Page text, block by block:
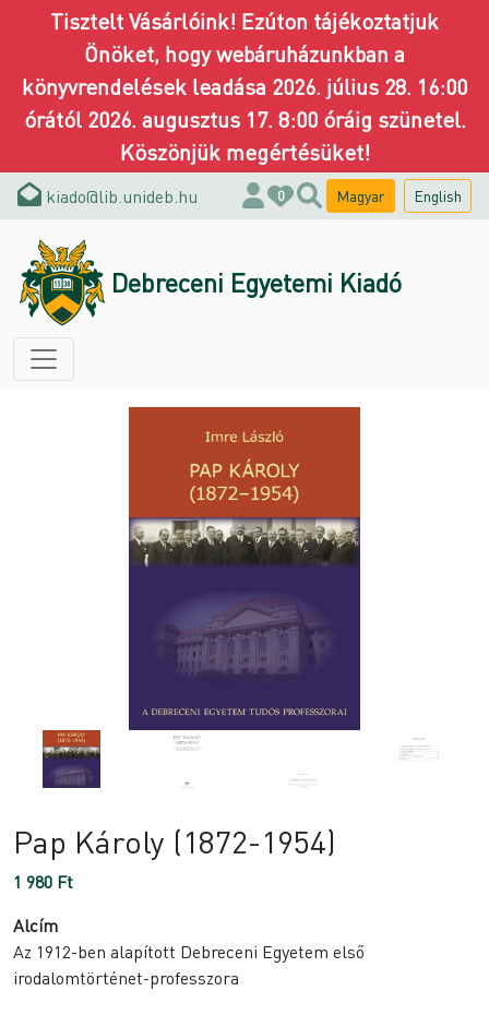
Tisztelt Vásárlóink! Ezúton tájékoztatjuk
Önöket, hogy webáruházunkban a
könyvrendelések leadása 2026. július 28. 16:00
órától 2026. augusztus 17. 8:00 óráig szünetel.
Köszönjük megértésüket!
kiado@lib.unideb.hu 0 Magyar English
Debreceni Egyetemi Kiadó
Pap Károly (1872-1954)
1 980 Ft
Alcím
Az 1912-ben alapított Debreceni Egyetem első
irodalomtörténet-professzora